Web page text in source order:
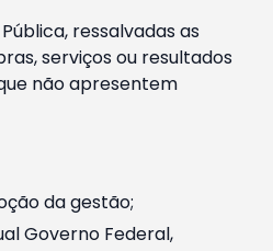
ressalvadas as
serviços ou resultados
não apresentem
da gestão;
Governo Federal,